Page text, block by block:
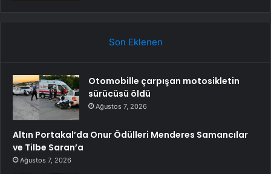
Son Eklenen
Otomobille çarpışan motosikletin
sürücüsü öldü
Ağustos 7, 2026
Altın Portakal’da Onur Ödülleri Menderes Samancılar
ve Tilbe Saran’a
Ağustos 7, 2026